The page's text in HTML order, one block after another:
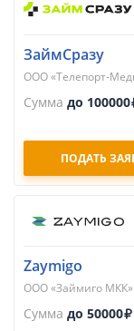
ЗаймСразу
ООО «Телепорт-
Сумма до 100000
ПОДАТЬ
Zaymigo
ООО «Займиго МКК»
Сумма до 50000